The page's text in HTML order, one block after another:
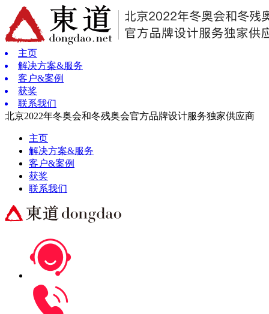
主页
解决方案&服务
客户&案例
获奖
联系我们
北京2022年冬奥会和冬残奥会官方品牌设计服务独家供应商
主页
解决方案&服务
客户&案例
获奖
联系我们